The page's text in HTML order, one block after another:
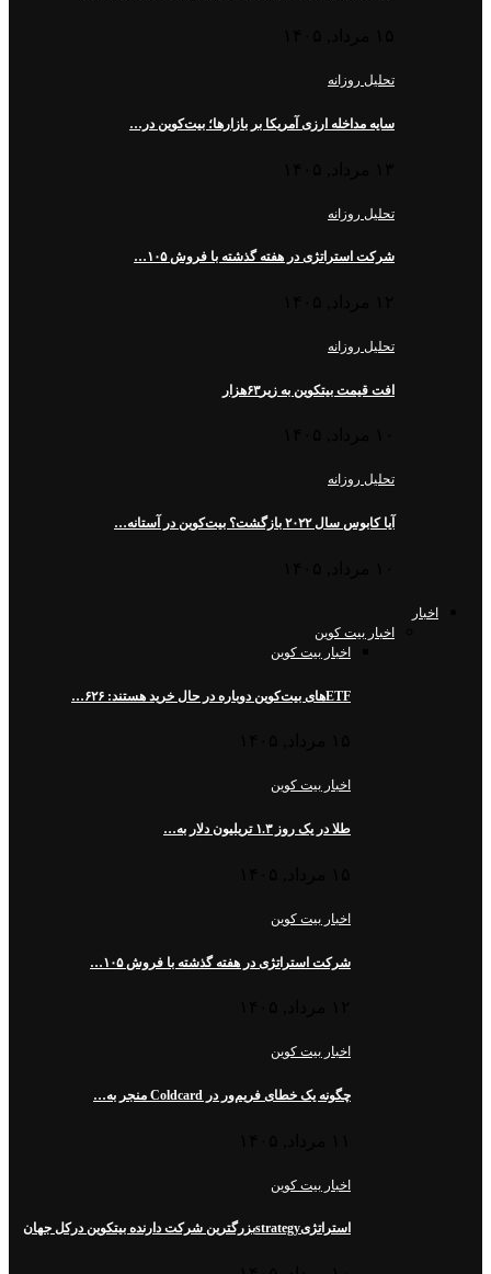
تحلیل روزانه
سایه مداخله ارزی آمریکا بر بازارها؛ بیت‌کوین در…
تحلیل روزانه
شرکت استراتژی در هفته گذشته با فروش ۱۰۵…
تحلیل روزانه
افت قیمت بیتکوین به زیر۶۳هزار
تحلیل روزانه
آیا کابوس سال ۲۰۲۲ بازگشت؟ بیت‌کوین در آستانه…
اخبار
اخبار بیت کوین
اخبار بیت کوین
ETFهای بیت‌کوین دوباره در حال خرید هستند: ۶۲۶…
اخبار بیت کوین
طلا در یک روز ۱.۳ تریلیون دلار به…
اخبار بیت کوین
شرکت استراتژی در هفته گذشته با فروش ۱۰۵…
اخبار بیت کوین
چگونه یک خطای فریم‌ور در Coldcard منجر به…
اخبار بیت کوین
استراتژیstrategyبزرگترین شرکت دارنده بیتکوین درکل جهان